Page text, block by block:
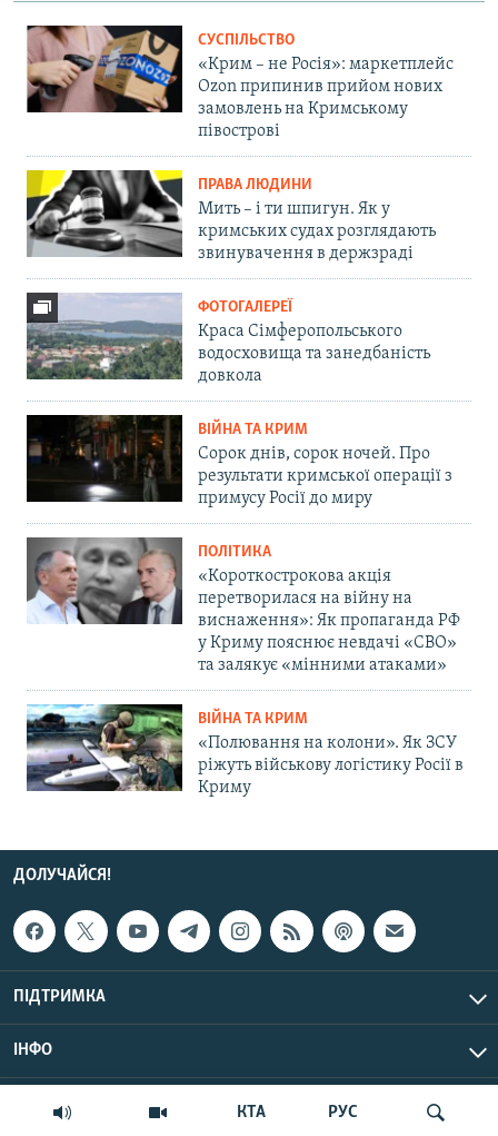
КТА РУС
СУСПІЛЬСТВО
«Крим – не Росія»: маркетплейс
Ozon припинив прийом нових
замовлень на Кримському
півострові
ПРАВА ЛЮДИНИ
Мить – і ти шпигун. Як у
кримських судах розглядають
звинувачення в держзраді
ФОТОГАЛЕРЕЇ
Краса Сімферопольського
водосховища та занедбаність
довкола
ВІЙНА ТА КРИМ
Сорок днів, сорок ночей. Про
результати кримської операції з
примусу Росії до миру
ПОЛІТИКА
«Короткострокова акція
перетворилася на війну на
виснаження»: Як пропаганда РФ
у Криму пояснює невдачі «СВО»
та залякує «мінними атаками»
ВІЙНА ТА КРИМ
«Полювання на колони». Як ЗСУ
ріжуть військову логістику Росії в
Криму
ДОЛУЧАЙСЯ!
ПІДТРИМКА
ІНФО
© Крим.Реалії, 2026 | Усі права застережено.